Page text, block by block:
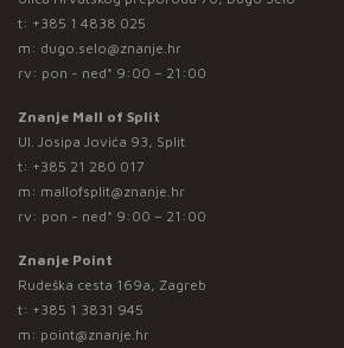
t: +385 1 4838 025
m: dugo.selo@znanje.hr
rv: pon - ned* 9:00 – 21:00
Znanje Mall of Split
Ul. Josipa Jovića 93, Split
t: +385 21 280 017
m: mallofsplit@znanje.hr
rv: pon - ned* 9:00 – 21:00
Znanje Point
Rudeška cesta 169a, Zagreb
t: +385 1 3831 945
m: point@znanje.hr